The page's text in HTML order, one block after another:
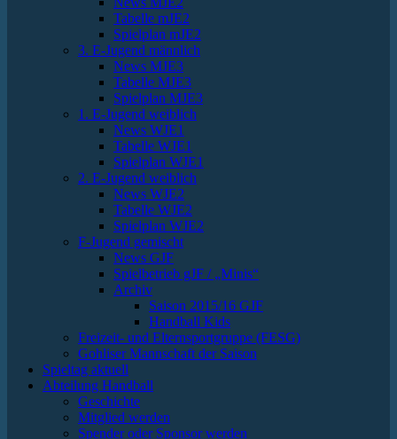
Tabelle mJE2
Spielplan mJE2
3. E-Jugend männlich
News MJE3
Tabelle MJE3
Spielplan MJE3
1. E-Jugend weiblich
News WJE1
Tabelle WJE1
Spielplan WJE1
2. E-Jugend weiblich
News WJE2
Tabelle WJE2
Spielplan WJE2
F-Jugend gemischt
News GJF
Spielbetrieb gJF / „Minis“
Archiv
Saison 2015/16 GJF
Handball Kids
Freizeit- und Elternsportgruppe (FESG)
Gohliser Mannschaft der Saison
Spieltag aktuell
Abteilung Handball
Geschichte
Mitglied werden
Spender oder Sponsor werden